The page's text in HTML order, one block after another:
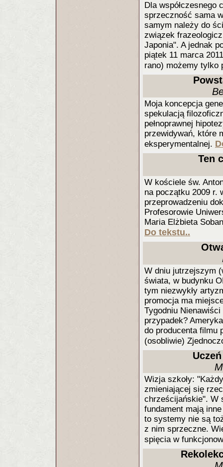
Dla współczesnego
sprzeczność sama
samym należy do
związek
Japonia". A jednak
piątek 11 marca
rano) możemy tylko
Moja koncepcja
spekulacją
pełnoprawnej
przewidywań, które
eksperymentalnej.
Ten
W kościele św.
na początku 2009 r.
przeprowadzeniu
Profesorowie
Maria Elżbieta
Do tekstu..
W dniu jutrzejszym
świata, w budynku
tym niezwykły
promocja ma
Tygodniu
przypadek?
do producenta filmu
(osobliwie)
Wizja szkoły:
zmieniającej się
chrześcijańskie". W
fundament mają
to systemy nie są
z nim sprzeczne.
spięcia w